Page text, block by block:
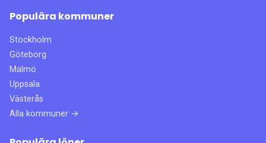
Populära kommuner
Stockholm
Göteborg
Malmö
Uppsala
Västerås
Alla kommuner →